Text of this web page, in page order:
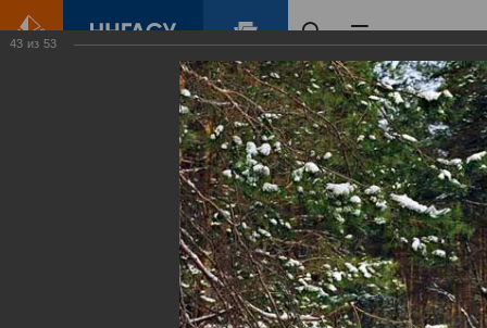
Зеленый Город
Виртуальные
выставки
(фотоальбомы)
43 из 53